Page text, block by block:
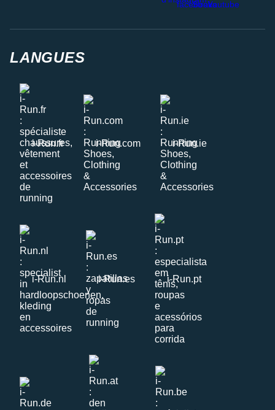
LANGUES
i-Run.fr i-Run.com i-Run.ie
i-Run.nl i-Run.es i-Run.pt